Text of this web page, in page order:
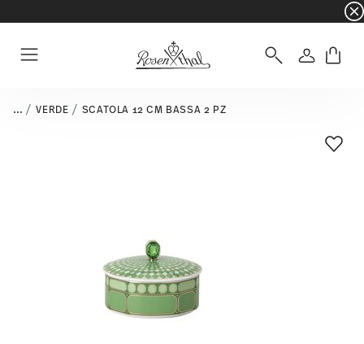
☀️ Summer SALE – Risparmia ancora di più:
Accedi
... VERDE SCATOLA 12 CM BASSA 2 PZ
Lista